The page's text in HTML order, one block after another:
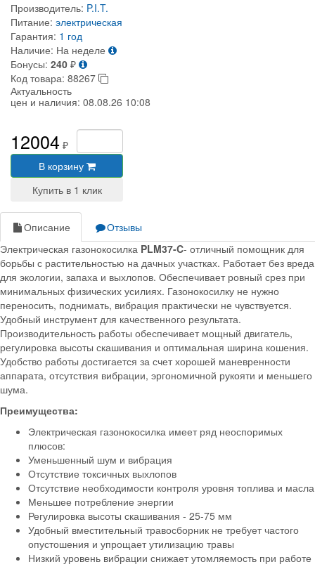
Производитель: P.I.T.
Питание: электрическая
Гарантия: 1 год
Наличие: На неделе
Бонусы: 240 ₽
Код товара: 88267
Актуальность
цен и наличия: 08.08.26 10:08
12004 ₽
В корзину
Описание
Отзывы
Электрическая газонокосилка PLM37-C- отличный помощник для
борьбы с растительностью на дачных участках. Работает без вреда
для экологии, запаха и выхлопов. Обеспечивает ровный срез при
минимальных физических усилиях. Газонокосилку не нужно
переносить, поднимать, вибрация практически не чувствуется.
Удобный инструмент для качественного результата.
Производительность работы обеспечивает мощный двигатель,
регулировка высоты скашивания и оптимальная ширина кошения.
Удобство работы достигается за счет хорошей маневренности
аппарата, отсутствия вибрации, эргономичной рукояти и меньшего
шума.
Преимущества:
Электрическая газонокосилка имеет ряд неоспоримых
плюсов:
Уменьшенный шум и вибрация
Отсутствие токсичных выхлопов
Отсутствие необходимости контроля уровня топлива и масла
Меньшее потребление энергии
Регулировка высоты скашивания - 25-75 мм
Удобный вместительный травосборник не требует частого
опустошения и упрощает утилизацию травы
Низкий уровень вибрации снижает утомляемость при работе